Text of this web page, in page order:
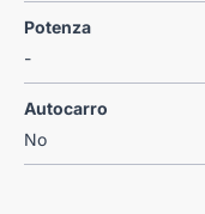
Potenza
-
Autocarro
No